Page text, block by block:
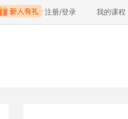
注册/登录 我的课程